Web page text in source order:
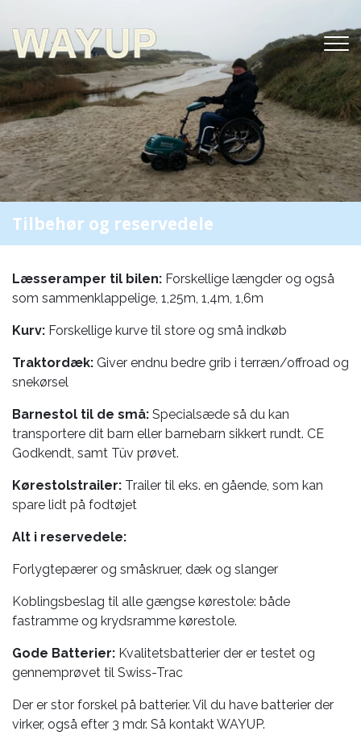
hovedindhold
Tilbehør og reservedele
Læsseramper til bilen: Forskellige længder og også
som sammenklappelige, 1,25m, 1,4m, 1,6m
Kurv: Forskellige kurve til store og små indkøb
Traktordæk: Giver endnu bedre grib i terræn/offroad og
snekørsel
Barnestol til de små: Specialsæde så du kan
transportere dit barn eller barnebarn sikkert rundt. CE
Godkendt, samt Tüv prøvet.
Kørestolstrailer: Trailer til eks. en gående, som kan
spare lidt på fodtøjet
Alt i reservedele:
Forlygtepærer og småskruer, dæk og slanger
Koblingsbeslag til alle gængse kørestole: både
fastramme og krydsramme kørestole.
Gode Batterier: Kvalitetsbatterier der er testet og
gennemprøvet til Swiss-Trac
Der er stor forskel på batterier. Vil du have batterier der
virker, også efter 3 mdr. Så kontakt WAYUP.